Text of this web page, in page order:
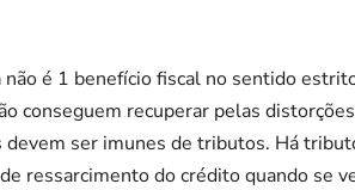
não é 1 benefício fiscal no sentido
conseguem recuperar pelas
devem ser imunes de tributos. Há
ressarcimento do crédito quando se